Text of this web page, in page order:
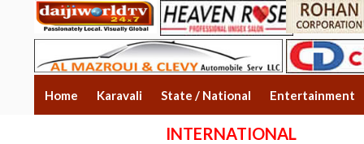
Home Karavali State / National Entertainment
INTERNATIONAL